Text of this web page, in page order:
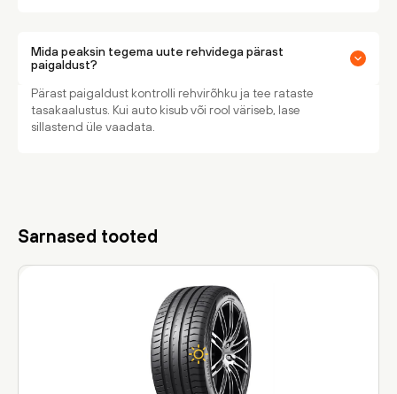
Mida peaksin tegema uute rehvidega pärast
paigaldust?
Pärast paigaldust kontrolli rehvirõhku ja tee rataste
tasakaalustus. Kui auto kisub või rool väriseb, lase
sillastend üle vaadata.
Sarnased tooted